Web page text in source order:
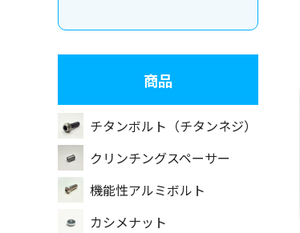
商品
チタンボルト（チタンネジ）
クリンチングスペーサー
機能性アルミボルト
カシメナット